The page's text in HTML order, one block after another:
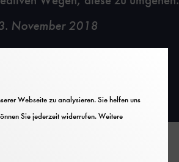
November 2018
Webseite zu analysieren. Sie helfen uns
Sie jederzeit widerrufen. Weitere